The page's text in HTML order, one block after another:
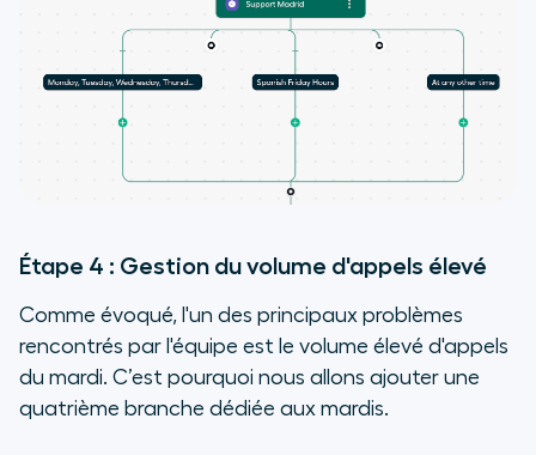
Étape 4 : Gestion du volume d'appels élevé
Comme évoqué, l'un des principaux problèmes
rencontrés par l'équipe est le volume élevé d'appels
du mardi. C’est pourquoi nous allons ajouter une
quatrième branche dédiée aux mardis.